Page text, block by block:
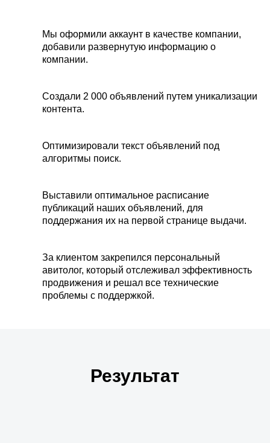
Мы оформили аккаунт в качестве компании,
добавили развернутую информацию о
компании.
Создали 2 000 объявлений путем уникализации
контента.
Оптимизировали текст объявлений под
алгоритмы поиск.
Выставили оптимальное расписание
публикаций наших объявлений, для
поддержания их на первой странице выдачи.
За клиентом закрепился персональный
авитолог, который отслеживал эффективность
продвижения и решал все технические
проблемы с поддержкой.
Результат